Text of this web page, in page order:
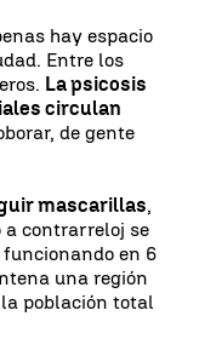
hay espacio
Entre los
La psicosis
circulan
de gente
mascarillas,
contrarreloj se
en 6
una región
población total